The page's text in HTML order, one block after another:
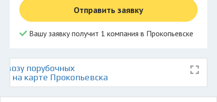
Отправить заявку
Вашу заявку получит 1 компания в Прокопьевске
порубочных
на карте Прокопьевска